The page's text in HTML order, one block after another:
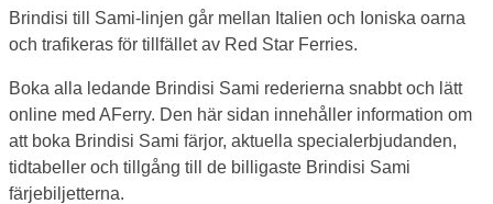
Brindisi till Sami-linjen går mellan Italien och Ioniska oarna
och trafikeras för tillfället av Red Star Ferries.
Boka alla ledande Brindisi Sami rederierna snabbt och lätt
online med AFerry. Den här sidan innehåller information om
att boka Brindisi Sami färjor, aktuella specialerbjudanden,
tidtabeller och tillgång till de billigaste Brindisi Sami
färjebiljetterna.